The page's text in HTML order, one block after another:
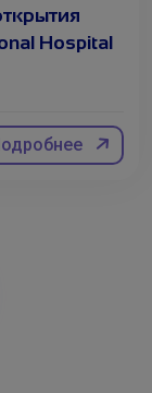
Hospital